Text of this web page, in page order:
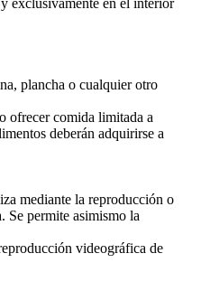
plancha o cualquier otro
ofrecer comida limitada a
deberán adquirirse a
mediante la reproducción o
Se permite asimismo la
videográfica de